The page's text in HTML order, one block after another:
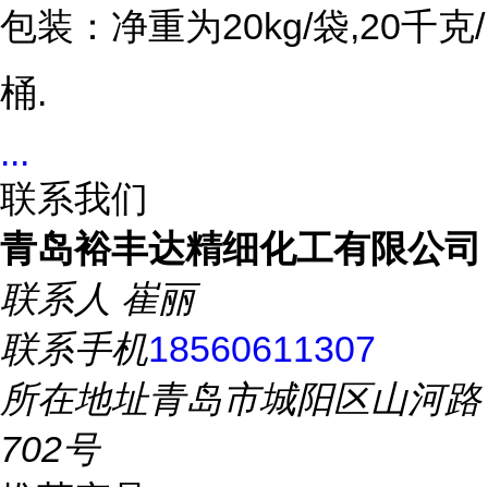
包装： 净重为20kg/袋,20千克/
桶.
...
联系我们
青岛裕丰达精细化工有限公司
联系人 崔丽
联系手机18560611307
所在地址青岛市城阳区山河路
702号